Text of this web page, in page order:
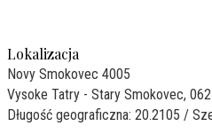
Lokalizacja
Novy Smokovec 4005
Vysoke Tatry - Stary Smokovec, 062
Długość geograficzna: 20.2105 /